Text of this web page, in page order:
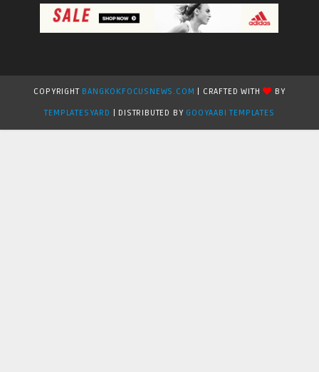
COPYRIGHT BANGKOKFOCUSNEWS.COM | CRAFTED WITH
BY
TEMPLATESYARD
| DISTRIBUTED BY GOOYAABI TEMPLATES